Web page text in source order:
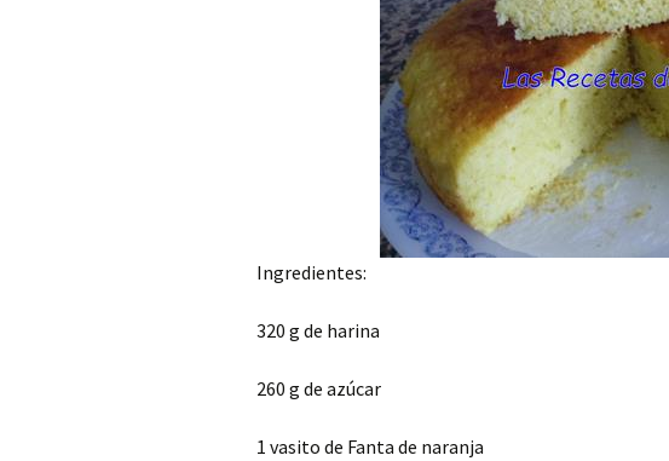
Ingredientes:
320 g de harina
260 g de azúcar
1 vasito de Fanta de naranja